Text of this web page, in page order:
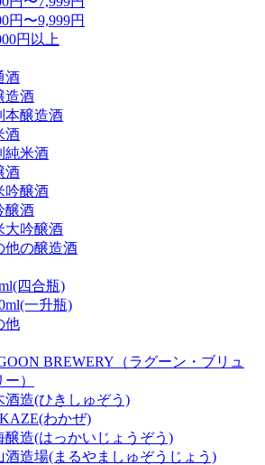
円〜9,999円
円以上
酒
造酒
本醸造酒
酒
純米酒
酒
吟醸酒
醸酒
大吟醸酒
他の醸造酒
四合瓶)
一升瓶)
他
BREWERY（ラグーン・ブリュ
）
酒造(ひきしゅぞう)
わかぜ)
醸造(はっかいじょうぞう)
酒造場(まるやましゅぞうじょう)